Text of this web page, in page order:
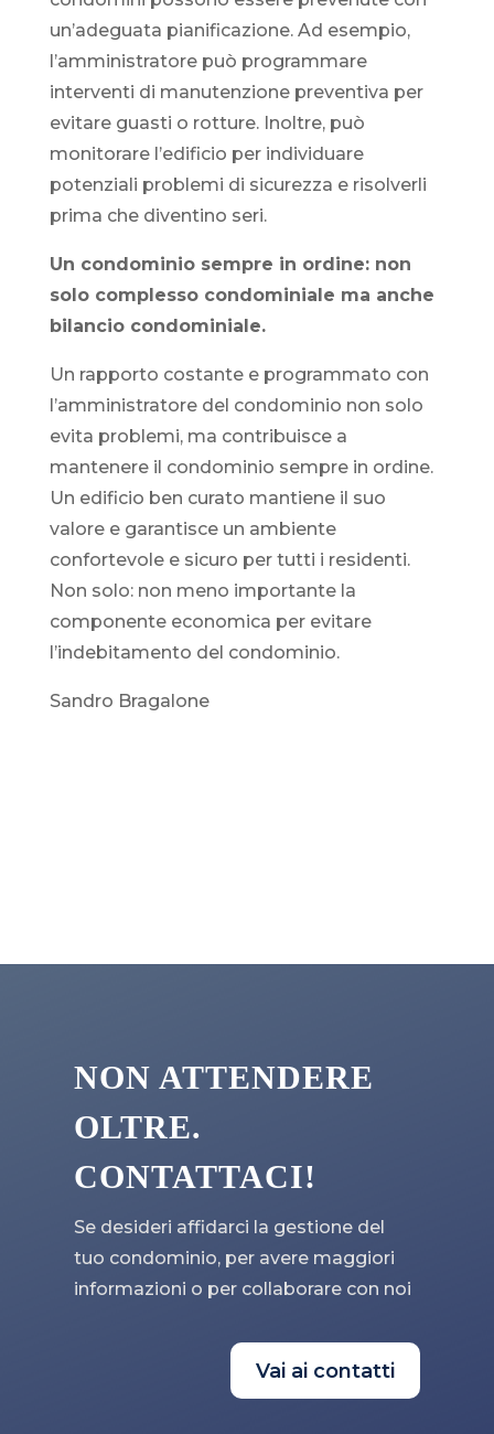
un’adeguata pianificazione. Ad esempio,
l’amministratore può programmare
interventi di manutenzione preventiva per
evitare guasti o rotture. Inoltre, può
monitorare l’edificio per individuare
potenziali problemi di sicurezza e risolverli
prima che diventino seri.
Un condominio sempre in ordine: non
solo complesso condominiale ma anche
bilancio condominiale.
Un rapporto costante e programmato con
l’amministratore del condominio non solo
evita problemi, ma contribuisce a
mantenere il condominio sempre in ordine.
Un edificio ben curato mantiene il suo
valore e garantisce un ambiente
confortevole e sicuro per tutti i residenti.
Non solo: non meno importante la
componente economica per evitare
l’indebitamento del condominio.
Sandro Bragalone
NON ATTENDERE
OLTRE.
CONTATTACI!
Se desideri affidarci la gestione del
tuo condominio, per avere maggiori
informazioni o per collaborare con noi
Vai ai contatti